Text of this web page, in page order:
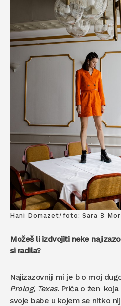
Hani Domazet/foto: Sara B
Možeš li izdvojiti neke
si radila?
Najizazovniji mi je bio moj
Prolog, Texas. Priča o ženi
svoje babe u kojem se nitko